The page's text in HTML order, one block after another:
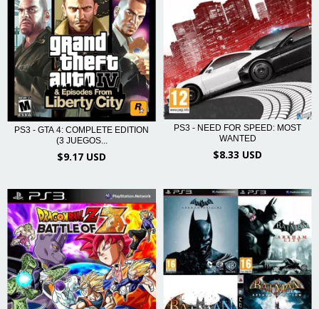
PS3 - GTA 4: COMPLETE EDITION
(3 JUEGOS...
$9.17 USD
PS3 - NEED FOR SPEED: MOST
WANTED
$8.33 USD